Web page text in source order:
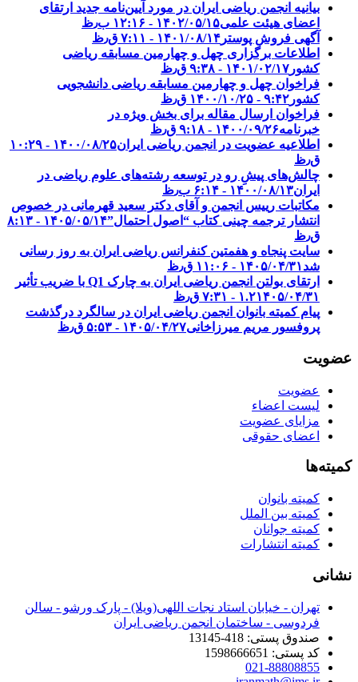
بیانیه انجمن ریاضی ایران در مورد آیین‌نامه جدید ارتقای
اعضای هیئت علمی۱۴۰۲/۰۵/۱۵ - ۱۲:۱۶ ب٫ظ
آگهی فروش پوستر ۱۴۰۱/۰۸/۱۴ - ۷:۱۱ ق٫ظ
اطلاعات برگزاری چهل و چهارمین مسابقه ریاضی
کشور ۱۴۰۱/۰۲/۱۷ - ۹:۳۸ ق٫ظ
فراخوان چهل و چهارمین مسابقه ریاضی دانشجویی
کشور‎‎ ۱۴۰۰/۱۰/۲۵ - ۹:۴۲ ق٫ظ
فراخوان ارسال مقاله برای بخش ویژه در
خبرنامه۱۴۰۰/۰۹/۲۶ - ۹:۱۸ ق٫ظ
اطلاعیه عضویت در انجمن ریاضی ایران
۱۴۰۰/۰۸/۲۵ - ۱۰:۲۹
ق٫ظ
چالش‌های پیشِ رو در توسعه رشته‌های علوم ریاضی در
ایران۱۴۰۰/۰۸/۱۳ - ۶:۱۴ ب٫ظ
مکاتبات رییس انجمن و آقای دکتر سعید قهرمانی در خصوص
انتشار ترجمه چینی کتاب “اصول احتمال”
۱۴۰۵/۰۵/۱۴ - ۸:۱۳
ق٫ظ
سایت پنجاه و هفمتین کنفرانس ریاضی ایران به روز رسانی
شد۱۴۰۵/۰۴/۳۱ - ۱۱:۰۶ ق٫ظ
ارتقای بولتن انجمن ریاضی ایران به چارک Q1 با ضریب تأثیر
۱.۲۱۴۰۵/۰۴/۳۱ - ۷:۳۱ ق٫ظ
پیام کمیته بانوان انجمن ریاضی ایران در سالگرد درگذشت
پروفسور مریم میرزاخانی۱۴۰۵/۰۴/۲۷ - ۵:۵۳ ق٫ظ
عضویت
عضویت
لیست اعضاء
مزایای عضویت
اعضای حقوقی
کمیته‌ها
کمیته بانوان
کمیته بین الملل
کمیته جوانان
کمیته انتشارات
نشانی
تهران - خیابان استاد نجات اللهی(ویلا) - پارک ورشو - سالن
فردوسی - ساختمان انجمن ریاضی ایران
صندوق پستی: 418-13145
کد پستی: 1598666651
021-88808855